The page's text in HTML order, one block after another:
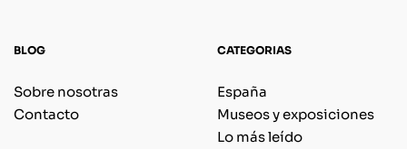
BLOG
Sobre nosotras
Contacto
CATEGORIAS
España
Museos y exposiciones
Lo más leído